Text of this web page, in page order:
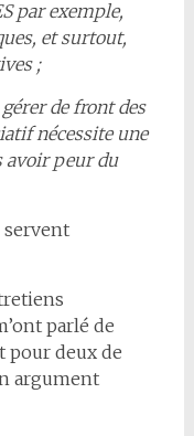
par exemple,
et surtout,
;
de front des
nécessite une
avoir peur du
servent
parlé de
pour deux de
argument